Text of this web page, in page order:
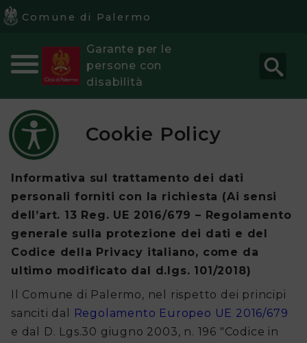
Comune
di
Palermo
Home
L’Autorità
Garante
per
le
persone
con
disabilità
Comune di Palermo
Garante per le
persone con
disabilità
Cookie Policy
Informativa sul trattamento dei dati
personali forniti con la richiesta (Ai sensi
dell’art. 13 Reg. UE 2016/679 – Regolamento
generale sulla protezione dei dati e del
Codice della Privacy italiano, come da
ultimo modificato dal d.lgs. 101/2018)
Il Comune di Palermo, nel rispetto dei principi
sanciti dal
Regolamento Europeo UE 2016/679
e dal D. Lgs.30 giugno 2003, n. 196 "Codice in